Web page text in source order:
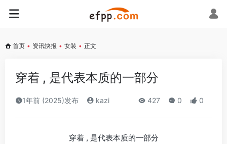
首页 • 资讯快报 • 女装 • 正文
穿着 , 是代表本质的一部分
1年前 (2025)发布 kazi 427 0 0
穿着 , 是代表本质的一部分